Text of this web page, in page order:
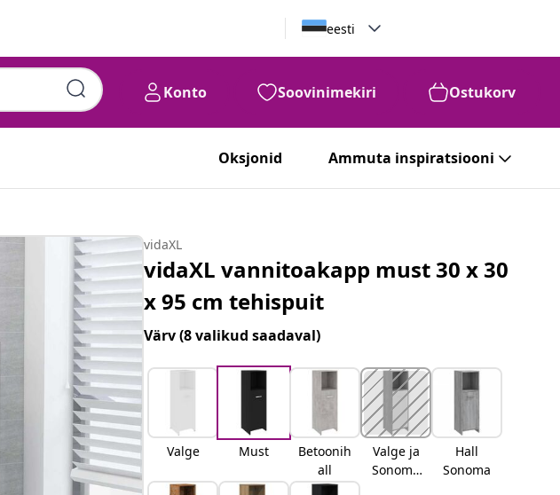
eesti
Konto Soovinimekiri Ostukorv
Oksjonid Ammuta inspiratsiooni
vidaXL
vidaXL vannitoakapp must 30 x 30
x 95 cm tehispuit
Värv(8 valikud saadaval)
Valge Must
Betoonih
all
Valge ja
Sonoma
Hall
Sonoma